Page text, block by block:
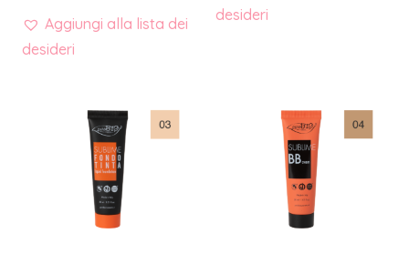
Aggiungi alla lista dei
desideri
desideri